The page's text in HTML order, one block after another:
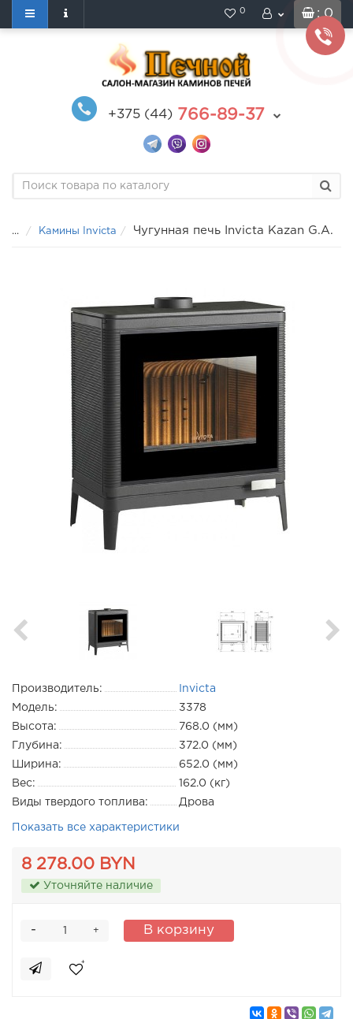
: 0
0
+375 (44) 766-89-37
... Камины Invicta Чугунная печь Invicta Kazan G.A.
Производитель:
Invicta
Модель:
3378
Высота:
768.0 (мм)
Глубина:
372.0 (мм)
Ширина:
652.0 (мм)
Вес:
162.0 (кг)
Виды твердого топлива:
Дрова
Показать все характеристики
8 278.00 BYN
Уточняйте наличие
+
- В корзину